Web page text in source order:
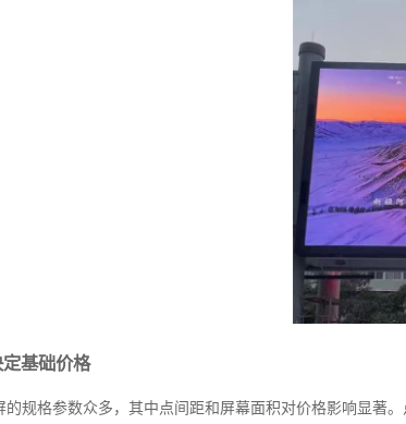
基础价格
的规格参数众多，其中点间距和屏幕面积对价格影响显著